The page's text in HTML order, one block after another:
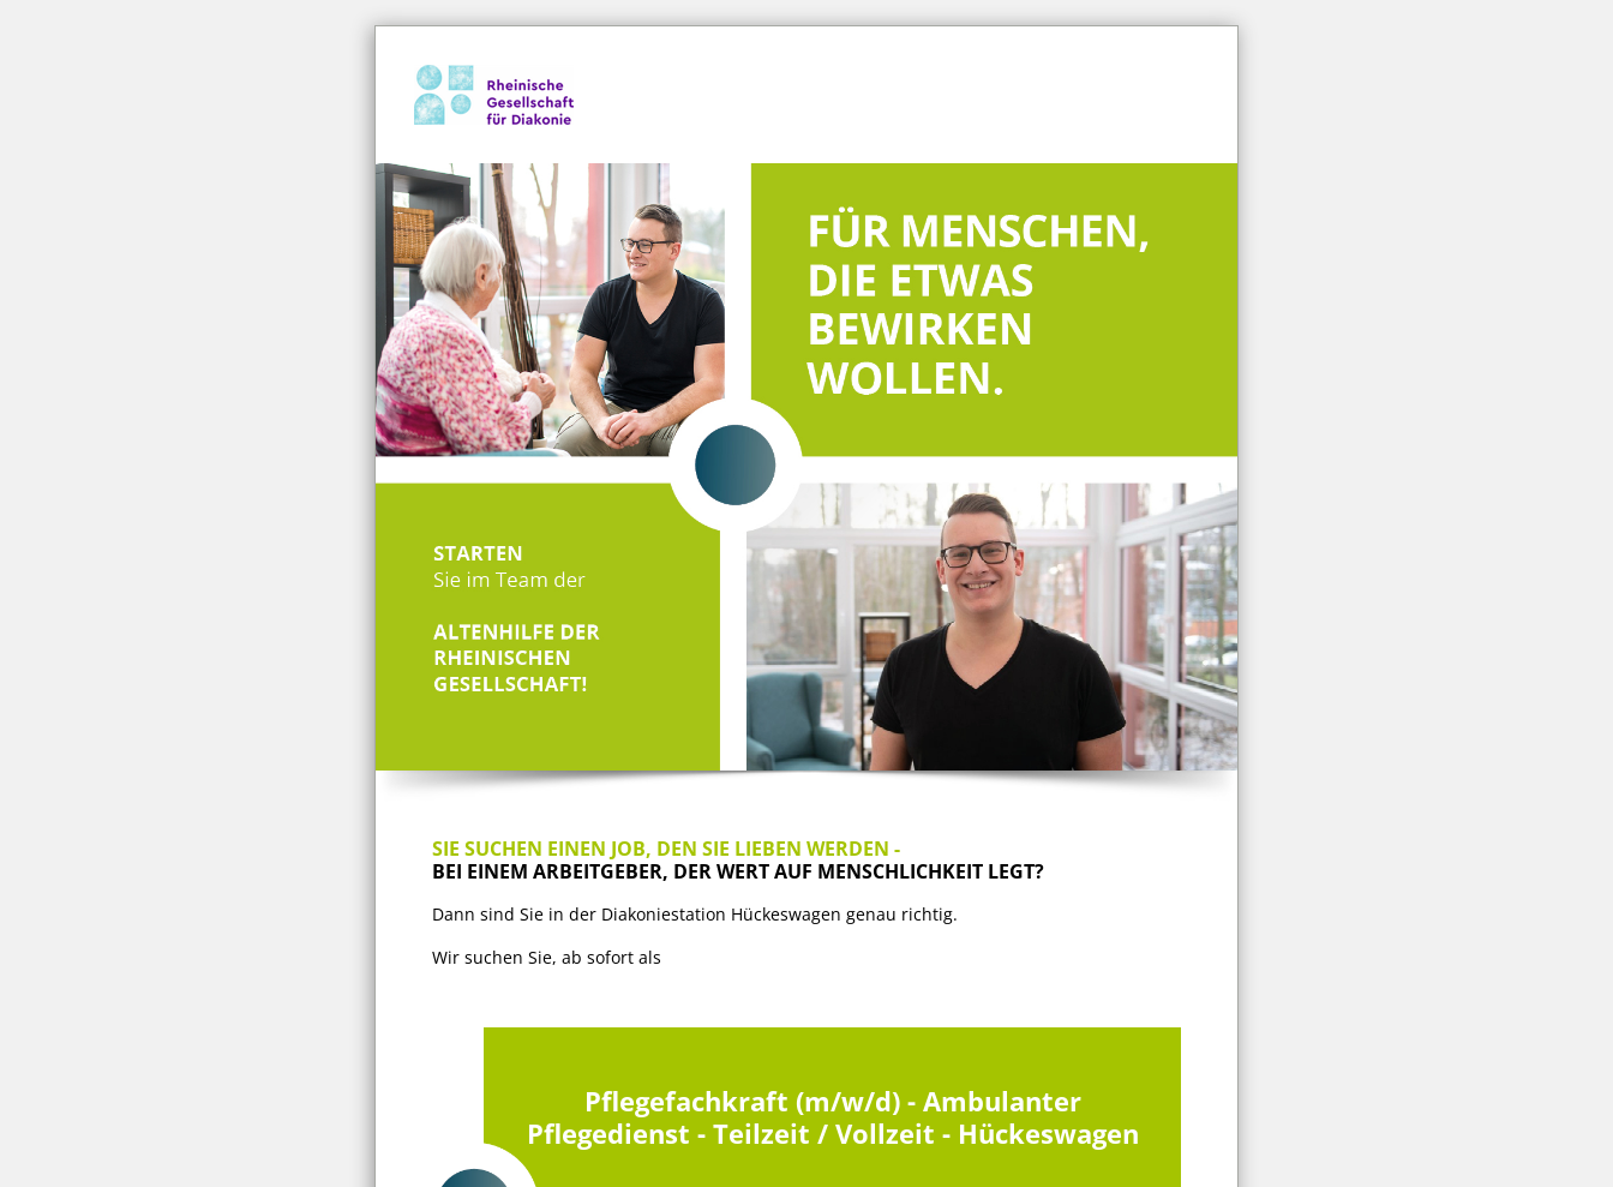
SIE SUCHEN EINEN JOB, DEN SIE LIEBEN WERDEN -
BEI EINEM ARBEITGEBER, DER WERT AUF MENSCHLICHKEIT LEGT?
Dann sind Sie in der Diakoniestation Hückeswagen genau richtig.
Wir suchen Sie, ab sofort als
Pflegefachkraft (m/w/d) - Ambulanter
Pflegedienst - Teilzeit / Vollzeit - Hückeswagen